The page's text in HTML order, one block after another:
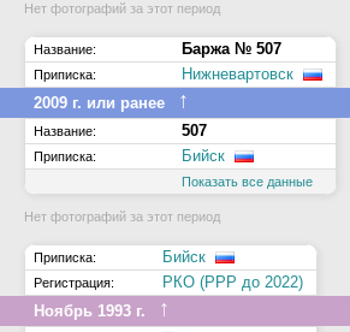
Нет фотографий за этот период
Название: Баржа № 507
Приписка:
Нижневартовск
2009 г. или ранее
↑
Название: 507
Приписка: Бийск
Показать все данные
Нет фотографий за этот период
Приписка: Бийск
Регистрация:
РКО (РРР до 2022)
Ноябрь 1993 г.
↑